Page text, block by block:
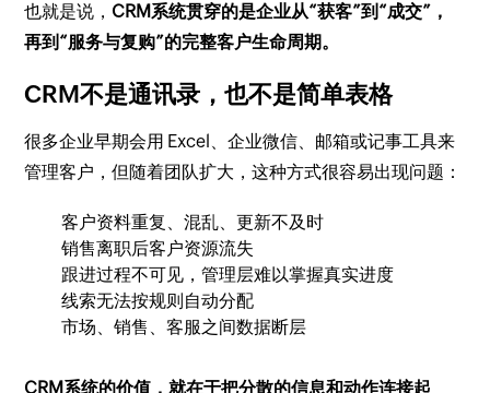
也就是说， CRM系统贯穿的是企业从“获客”到“成交”，
再到“服务与复购”的完整客户生命周期。
CRM不是通讯录，也不是简单表格
很多企业早期会用 Excel、企业微信、邮箱或记事工具来
管理客户，但随着团队扩大，这种方式很容易出现问题：
客户资料重复、混乱、更新不及时
销售离职后客户资源流失
跟进过程不可见，管理层难以掌握真实进度
线索无法按规则自动分配
市场、销售、客服之间数据断层
CRM系统的价值，就在于把分散的信息和动作连接起